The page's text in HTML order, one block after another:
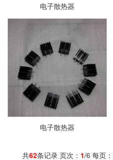
电子散热器
电子散热器
共62条记录 页次： 1/6 每页：